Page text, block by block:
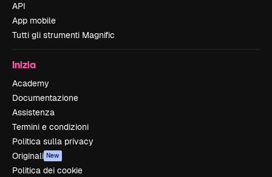
API
App mobile
Tutti gli strumenti Magnific
Inizia
Academy
Documentazione
Assistenza
Termini e condizioni
Politica sulla privacy
Originali New
Politica dei cookie